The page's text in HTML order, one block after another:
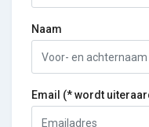
Naam
Email (* wordt